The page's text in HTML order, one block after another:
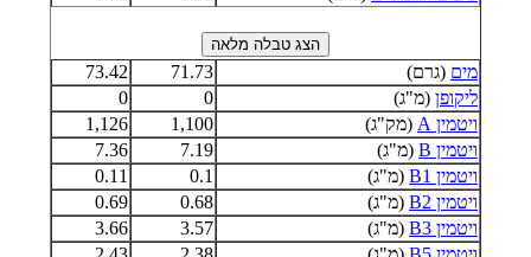
מים (גרם) 71.73
73.42
ליקופן (מ"ג) 0
0
ויטמין A
(מק"ג) 1,100
1,126
ויטמין B
(מ"ג) 7.19
7.36
ויטמין B1
(מ"ג) 0.1
0.11
ויטמין B2
(מ"ג) 0.68
0.69
ויטמין B3
(מ"ג) 3.57
3.66